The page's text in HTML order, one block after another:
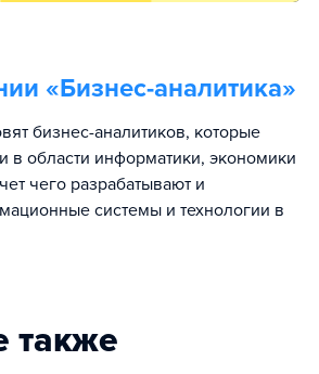
«Бизнес-аналитика»
бизнес-аналитиков, которые
в области информатики, экономики
чего разрабатывают и
системы и технологии в
также